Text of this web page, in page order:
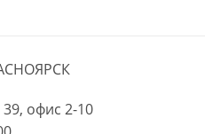
офис 2-10